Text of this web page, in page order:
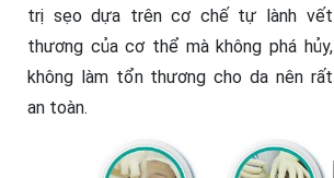
trị sẹo dựa trên cơ chế tự lành vết
thương của cơ thể mà không phá hủy,
không làm tổn thương cho da nên rất
an toàn.